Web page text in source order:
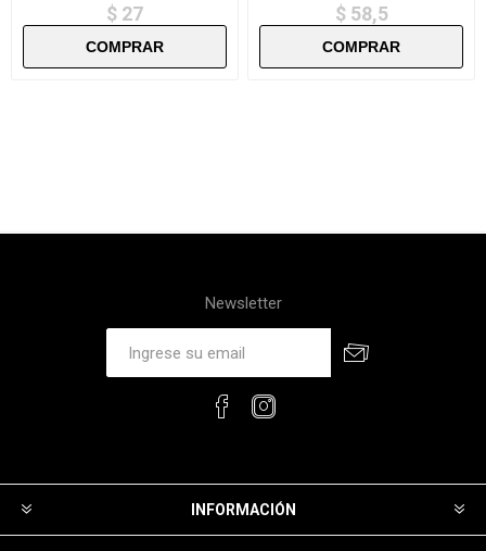
$ 27 $ 58,5
Newsletter
INFORMACIÓN